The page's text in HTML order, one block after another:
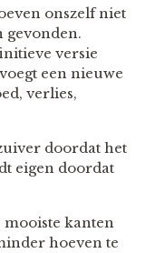
onszelf niet
gevonden.
versie
een nieuwe
verlies,
doordat het
eigen doordat
mooiste kanten
hoeven te